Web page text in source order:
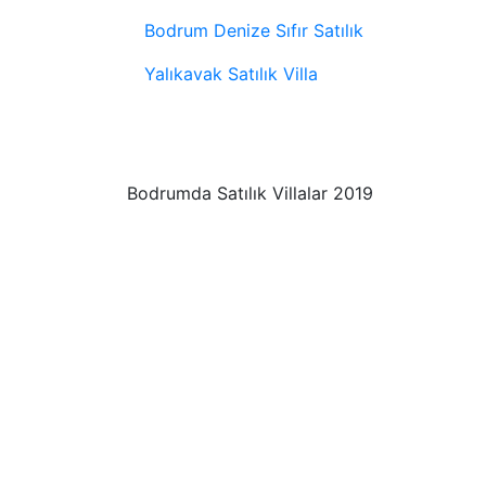
Bodrum Denize Sıfır Satılık
Yalıkavak Satılık Villa
Bodrumda Satılık Villalar 2019